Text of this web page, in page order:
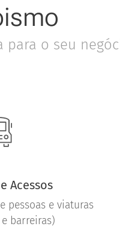
para o seu
Acessos
pessoas e viaturas
barreiras)